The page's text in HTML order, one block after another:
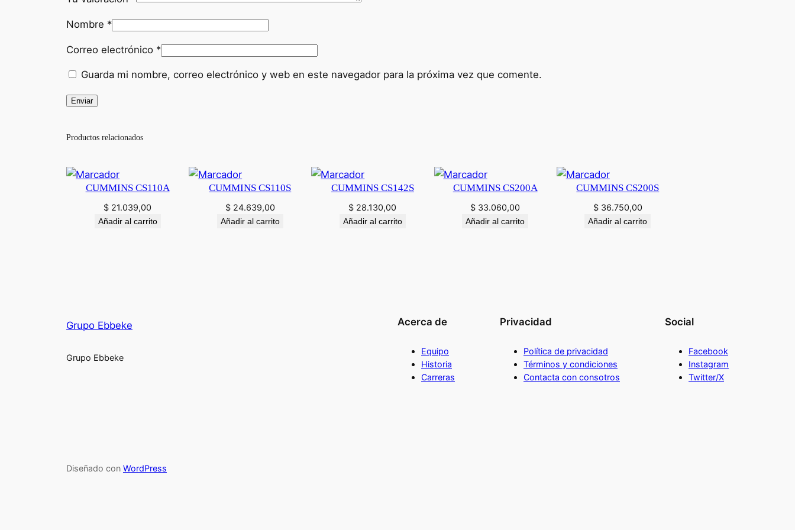
S
a
n
t
Nombre *
Correo electrónico *
Guarda mi nombre, correo electrónico y web en este navegador para la próxima vez que comente.
Productos relacionados
CUMMINS CS110A
$ 21.039,00
Añadir al carrito
CUMMINS CS110S
$24.639,00
Añadir al carrito
CUMMINS CS142S
$ 28.130,00
Añadir al carrito
CUMMINS CS200A
$ 33.060,00
Añadir al carrito
CUMMINS CS200S
$36.750,00
Añadir al carrito
Grupo Ebbeke
Grupo Ebbeke
Acerca de
Equipo
Historia
Carreras
Privacidad
Política de privacidad
Términos y condiciones
Contacta con consotros
Social
Facebook
Instagram
Twitter/X
Diseñado con WordPress